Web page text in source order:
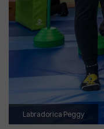
Labradorica Peggy